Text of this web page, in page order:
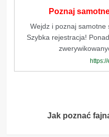
Poznaj
Wejdz i poznaj samotne
Szybka rejestracja!
Navigation
Jak poznać